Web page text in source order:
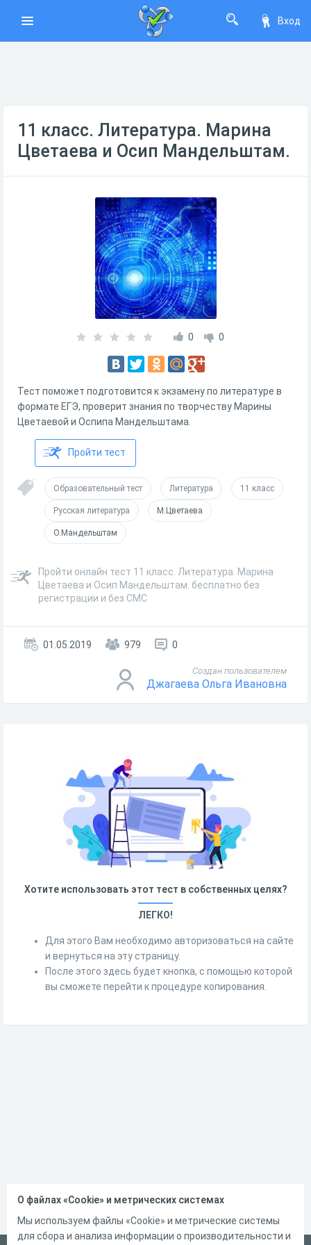
Вход
11 класс. Литература. Марина
Цветаева и Осип Мандельштам.
0 0
Тест поможет подготовится к экзамену по литературе в
формате ЕГЭ, проверит знания по творчеству Марины
Цветаевой и Оспипа Мандельштама.
Пройти тест
Образовательный тест Литература 11 класс
Русская литература М.Цветаева
О.Мандельштам
Пройти онлайн тест 11 класс. Литература. Марина
Цветаева и Осип Мандельштам. бесплатно без
регистрации и без СМС
01.05.2019 979 0
Создан пользователем
Джагаева Ольга Ивановна
Хотите использовать этот тест в собственных целях?
ЛЕГКО!
Для этого Вам необходимо авторизоваться на сайте
и вернуться на эту страницу.
После этого здесь будет кнопка, с помощью которой
вы сможете перейти к процедуре копирования.
О файлах «Cookie» и метрических системах
Мы используем файлы «Cookie» и метрические системы
для сбора и анализа информации о производительности и